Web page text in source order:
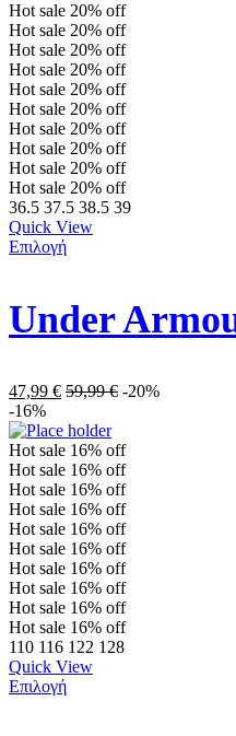
Hot sale 20% off
Hot sale 20% off
Hot sale 20% off
Hot sale 20% off
Hot sale 20% off
Hot sale 20% off
Hot sale 20% off
Hot sale 20% off
Hot sale 20% off
Hot sale 20% off
36.5 37.5 38.5 39
Quick View
Επιλογή
47,99 € 59,99€ -20%
-16%
Hot sale 16% off
Hot sale 16% off
Hot sale 16% off
Hot sale 16% off
Hot sale 16% off
Hot sale 16% off
Hot sale 16% off
Hot sale 16% off
Hot sale 16% off
Hot sale 16% off
110 116 122 128
Quick View
Επιλογή